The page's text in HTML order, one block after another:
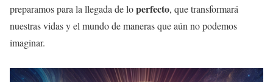
preparamos para la llegada de loperfecto, que transformará
nuestras vidas y el mundo de maneras que aún no podemos
imaginar.